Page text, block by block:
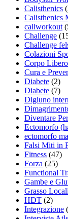
Calisthenics
Calisthenics
caliworkout
Challenge
Challenge
Colazioni
Corpo Libero
Cura e
Diabete (2)
Diabete (7)
Digiuno
Diventare
Ectomorfo
ectomorfo
Falsi Miti in
Fitness (47)
Forza (25)
Functional
Gambe e
Grasso
HDT (2)
Integrazione